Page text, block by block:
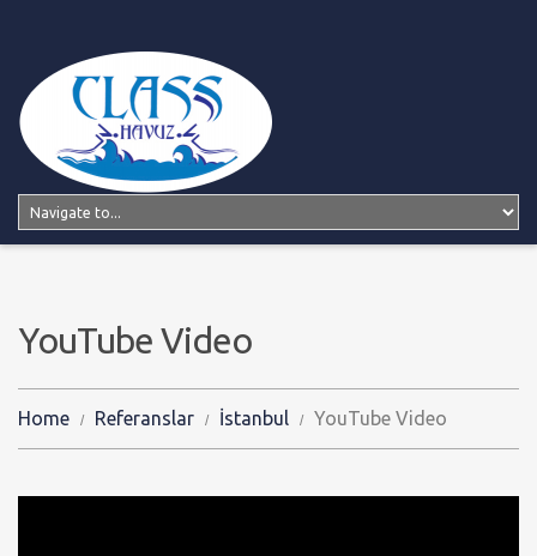
YouTube Video
Home Referanslar İstanbul YouTube Video